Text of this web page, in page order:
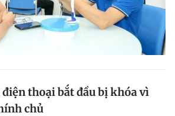
thoại bắt đầu bị khóa vì
chủ